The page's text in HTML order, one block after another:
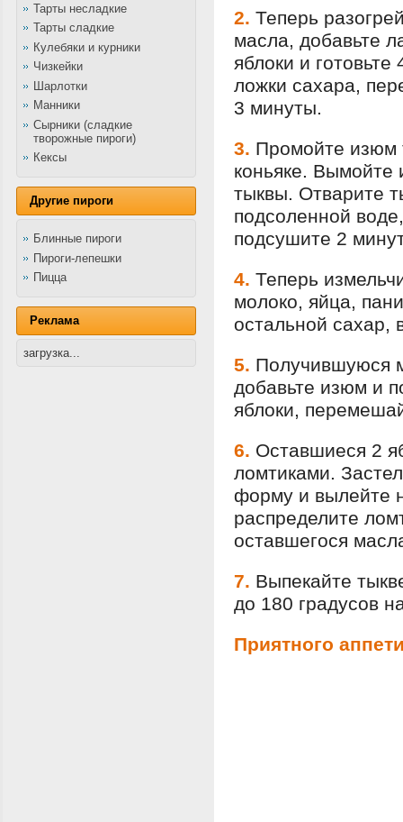
Тарты несладкие
Тарты сладкие
Кулебяки и курники
Чизкейки
Шарлотки
Манники
Сырники (сладкие
творожные пироги)
Кексы
Другие пироги
Блинные пироги
Пироги-лепешки
Пицца
Реклама
загрузка...
2. Теперь
масла, добавьте
яблоки и
ложки сахара,
3 минуты.
3. Промойте изюм
коньяке. Вымойте
тыквы. Отварите
подсоленной
подсушите 2
4. Теперь
молоко, яйца,
остальной сахар,
5. Получившуюся
добавьте изюм и
яблоки,
6. Оставшиеся 2
ломтиками.
форму и вылейте
распределите
оставшегося
7. Выпекайте
до 180 градусов
Приятного